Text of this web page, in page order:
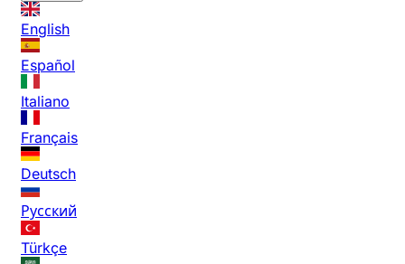
English
Español
Italiano
Français
Deutsch
Русский
Türkçe